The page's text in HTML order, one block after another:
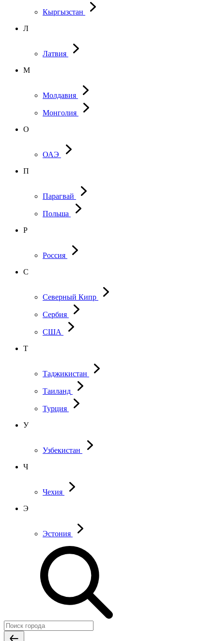
Кыргызстан
Л
Латвия
М
Молдавия
Монголия
О
ОАЭ
П
Парагвай
Польша
Р
Россия
С
Северный Кипр
Сербия
США
Т
Таджикистан
Таиланд
Турция
У
Узбекистан
Ч
Чехия
Э
Эстония